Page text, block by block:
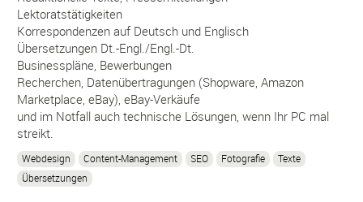
Lektoratstätigkeiten
Korrespondenzen auf Deutsch und Englisch
Übersetzungen Dt.-Engl./Engl.-Dt.
Businesspläne, Bewerbungen
Recherchen, Datenübertragungen (Shopware, Amazon
Marketplace, eBay), eBay-Verkäufe
und im Notfall auch technische Lösungen, wenn Ihr PC mal
streikt.
Webdesign Content-Management SEO Fotografie
Texte
Übersetzungen